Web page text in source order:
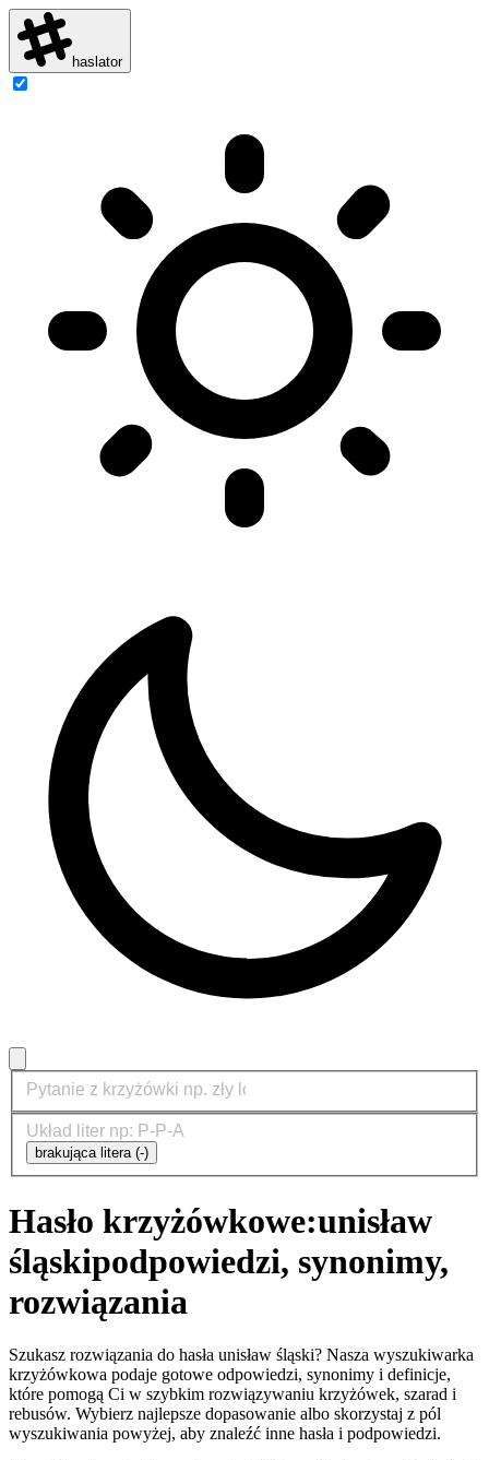
haslator
brakująca litera (-)
Hasło krzyżówkowe:unisław
śląskipodpowiedzi, synonimy,
rozwiązania
Szukasz rozwiązania do hasła unisław śląski? Nasza wyszukiwarka
krzyżówkowa podaje gotowe odpowiedzi, synonimy i definicje,
które pomogą Ci w szybkim rozwiązywaniu krzyżówek, szarad i
rebusów. Wybierz najlepsze dopasowanie albo skorzystaj z pól
wyszukiwania powyżej, aby znaleźć inne hasła i podpowiedzi.